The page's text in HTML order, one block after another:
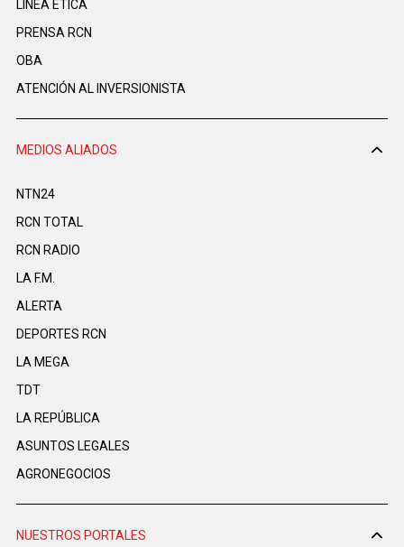
LINEA ÉTICA
PRENSA RCN
OBA
ATENCIÓN AL INVERSIONISTA
MEDIOS ALIADOS
NTN24
RCN TOTAL
RCN RADIO
LA F.M.
ALERTA
DEPORTES RCN
LA MEGA
TDT
LA REPÚBLICA
ASUNTOS LEGALES
AGRONEGOCIOS
NUESTROS PORTALES